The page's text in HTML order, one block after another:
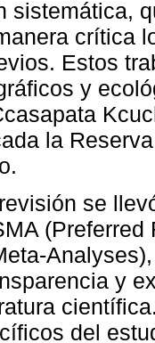
sistemática,
crítica
Estos
y
la
se
y
del